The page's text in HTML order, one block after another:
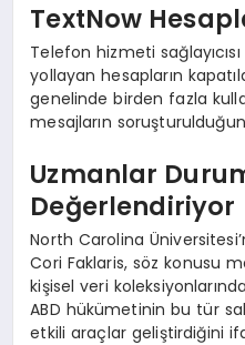
TextNow
Telefon hizmeti
yollayan hesapların
genelinde birden fazla
mesajların
Uzmanlar
Değerlendiriyor
North Carolina
Cori Faklaris, söz konusu
kişisel veri
ABD hükümetinin bu tür
etkili araçlar geliştirdiğini